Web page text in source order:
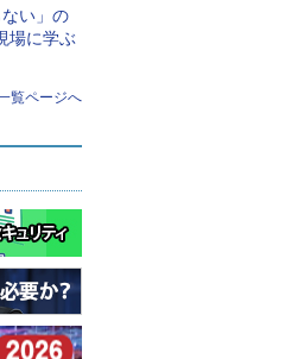
ない」の
場に学ぶ
覧ページへ